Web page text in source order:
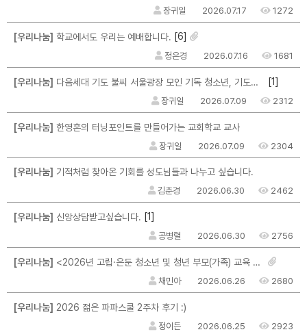
장귀일 2026.07.17 1272
[우리나눔] 학교에서도 우리는 예배합니다. [6]
정은경 2026.07.16 1681
[우리나눔] 다음세대 기도 불씨 서울광장 모인 기독 청소년, 기도운동 불씨 지폈다 [1]
장귀일 2026.07.09 2312
[우리나눔] 한영혼의 터닝포인트를 만들어가는 교회학교 교사
장귀일 2026.07.09 2304
[우리나눔] 기적처럼 찾아온 기회를 성도님들과 나누고 싶습니다.
김춘경 2026.06.30 2462
[우리나눔] 신앙상담받고싶습니다. [1]
공병렬 2026.06.30 2756
[우리나눔] <2026년 고립·은둔 청소년 및 청년 부모(가족) 교육 및 자조모임 참여자 모집>
채민아 2026.06.26 2680
[우리나눔] 2026 젊은 파파스쿨 2주차 후기 :)
정이든 2026.06.25 2923